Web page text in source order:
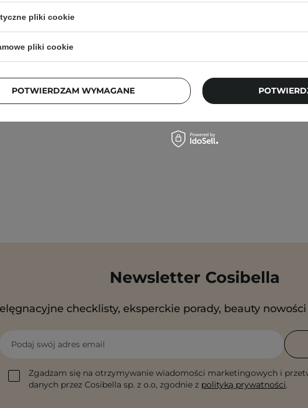
Torriden - Dive-In For Men All In
One - Nawilżająca Emulsja do
Stabilne i
Newsletter Cosibella
checklisty, eksperckie porady, beauty
Podaj swój adres email
Zgadzam się na otrzymywanie wiadomości marketingowych i
danych przez Cosibella sp. z o.o, zgodnie z polityką prywatności.
pliki cookie
pliki cookie
POTWIERDZAM WYMAGANE